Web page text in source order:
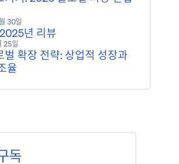
30일
년 리뷰
25일
벌 확장 전략: 상업적 성장과
율
독